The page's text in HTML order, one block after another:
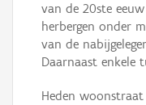
van de 20ste
herbergen onder
van de
Daarnaast enkele
Heden